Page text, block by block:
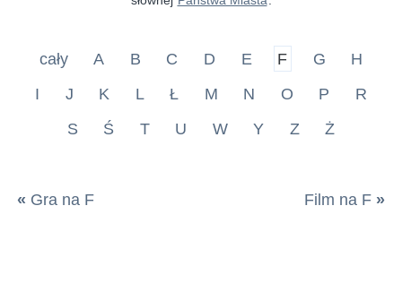
cały A B C D E F G
H
I
J K L Ł M N O P
R
S
Ś T U W Y Z Ż
« Gra na F Film na F »